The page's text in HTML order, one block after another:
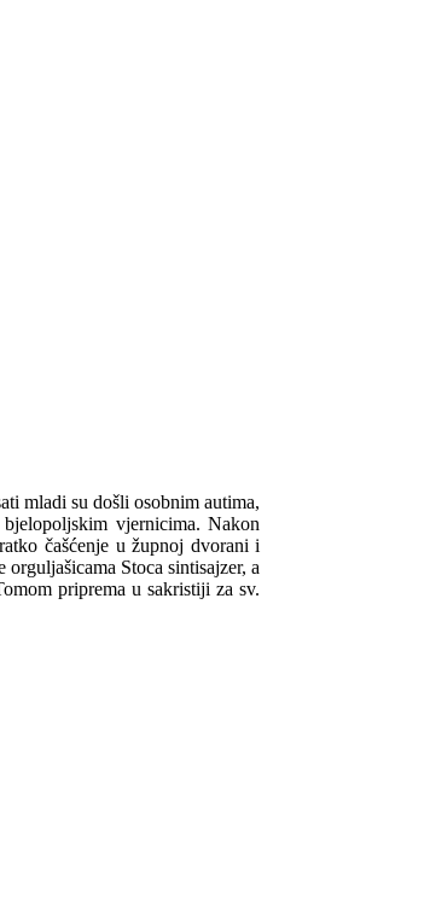
mladi su došli osobnim autima,
vjernicima. Nakon
čašćenje u župnoj dvorani i
Stoca sintisajzer, a
priprema u sakristiji za sv.